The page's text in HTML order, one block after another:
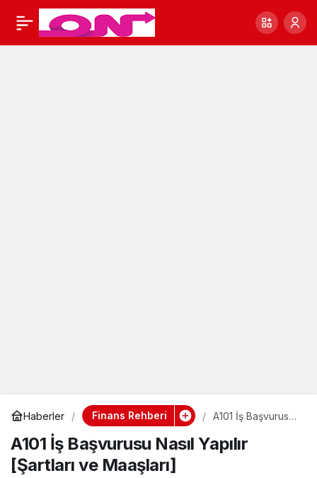
Haberler Finans Rehberi
A101 İş Başvurusu
[Şartları ve
Maaşları]
A101 İş Başvurusu Nasıl Yapılır
[Şartları ve Maaşları]
Türkiye’de yerleşme Paylaş